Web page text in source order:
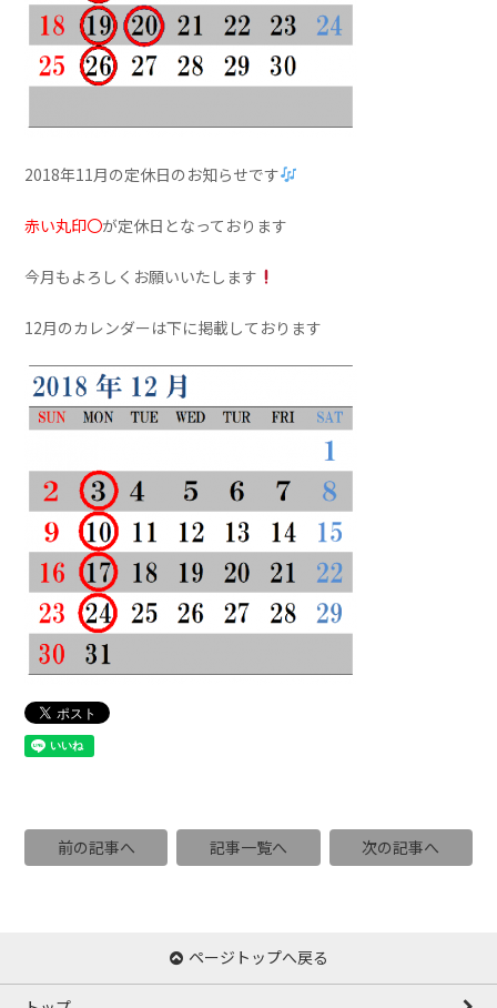
2018年11月の定休日のお知らせです
赤い丸印〇が定休日となっております
今月もよろしくお願いいたします
12月のカレンダーは下に掲載しております
前の記事へ 記事一覧へ 次の記事へ
ページトップへ戻る